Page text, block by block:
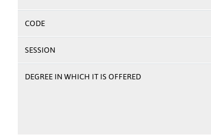
CODE
SESSION
DEGREE IN WHICH IT IS OFFERED